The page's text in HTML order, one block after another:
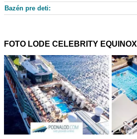
Bazén pre deti:
FOTO LODE CELEBRITY EQUINOX